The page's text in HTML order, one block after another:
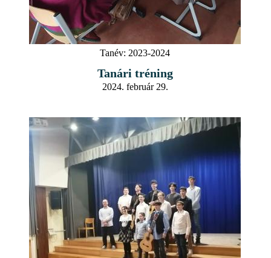
Tanév: 2023-2024
Tanári tréning
2024. február 29.